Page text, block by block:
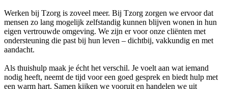
Werken bij Tzorg is zoveel meer. Bij Tzorg zorgen we ervoor dat
mensen zo lang mogelijk zelfstandig kunnen blijven wonen in hun
eigen vertrouwde omgeving. We zijn er voor onze cliënten met
ondersteuning die past bij hun leven – dichtbij, vakkundig en met
aandacht.
Als thuishulp maak je écht het verschil. Je voelt aan wat iemand
nodig heeft, neemt de tijd voor een goed gesprek en biedt hulp met
een warm hart. Samen kijken we vooruit en handelen we uit